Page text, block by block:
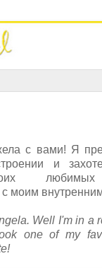
с вами! Я
и
любимых
моим
Well I'm in a
one of my